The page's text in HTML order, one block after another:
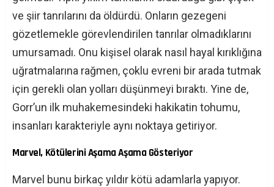
ve şiir tanrılarını da öldürdü. Onların gezegeni
gözetlemekle görevlendirilen tanrılar olmadıklarını
umursamadı. Onu kişisel olarak nasıl hayal kırıklığına
uğratmalarına rağmen, çoklu evreni bir arada tutmak
için gerekli olan yolları düşünmeyi bıraktı. Yine de,
Gorr’un ilk muhakemesindeki hakikatin tohumu,
insanları karakteriyle aynı noktaya getiriyor.
Marvel, Kötülerini Aşama Aşama Gösteriyor
Marvel bunu birkaç yıldır kötü adamlarla yapıyor.